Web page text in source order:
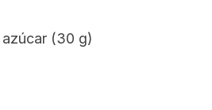
(30 g)